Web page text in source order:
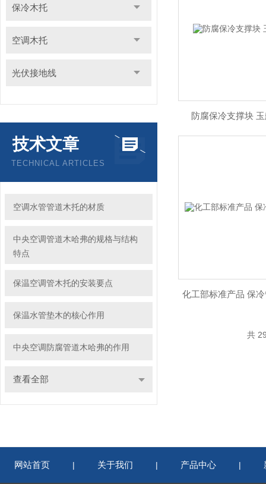
保冷木托
空调木托
光伏接地线
技术文章
TECHNICAL ARTICLES
空调水管管道木托的材质
中央空调管道木哈弗的规格与结构
特点
保温空调管木托的安装要点
保温水管垫木的核心作用
中央空调防腐管道木哈弗的作用
查看全部
防腐保冷支撑块
化工部标准产品 保
共
网站首页 | 关于我们 | 产品中心 |